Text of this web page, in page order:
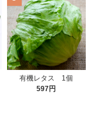
有機レタス 1個
597円